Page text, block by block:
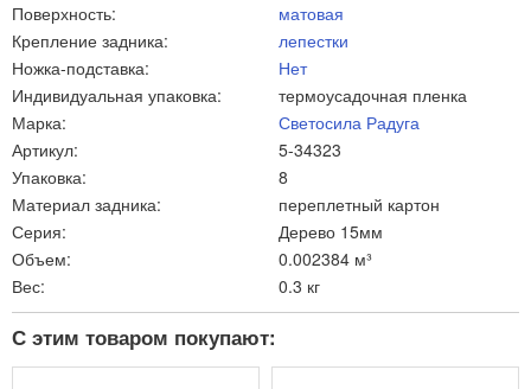
Поверхность:
матовая
Крепление задника:
лепестки
Ножка-подставка:
Нет
Индивидуальная упаковка:
термоусадочная пленка
Марка:
Светосила Радуга
Артикул:
5-34323
Упаковка:
8
Материал задника:
переплетный картон
Серия:
Дерево 15мм
Объем:
0.002384 м³
Вес:
0.3 кг
С этим товаром покупают: